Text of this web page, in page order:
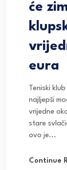
će
eura
Teniski
najljepši
vrijedne
stare
ovo je...
Continue